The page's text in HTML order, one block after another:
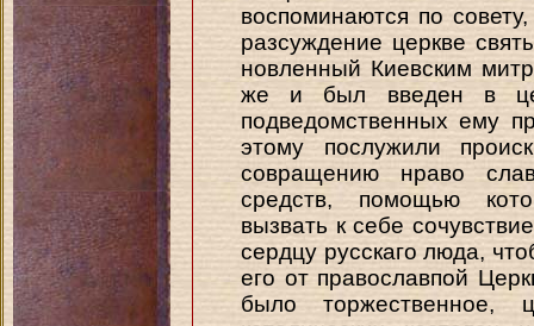
воспоминаются по
разсуждение церкве
новленный Киевским
же и был введен в
подведомственных ему
этому послужили
совращению нраво
средств, помощью
вызвать к себе
сердцу русскаго люда,
его от православпой
было торжественное,